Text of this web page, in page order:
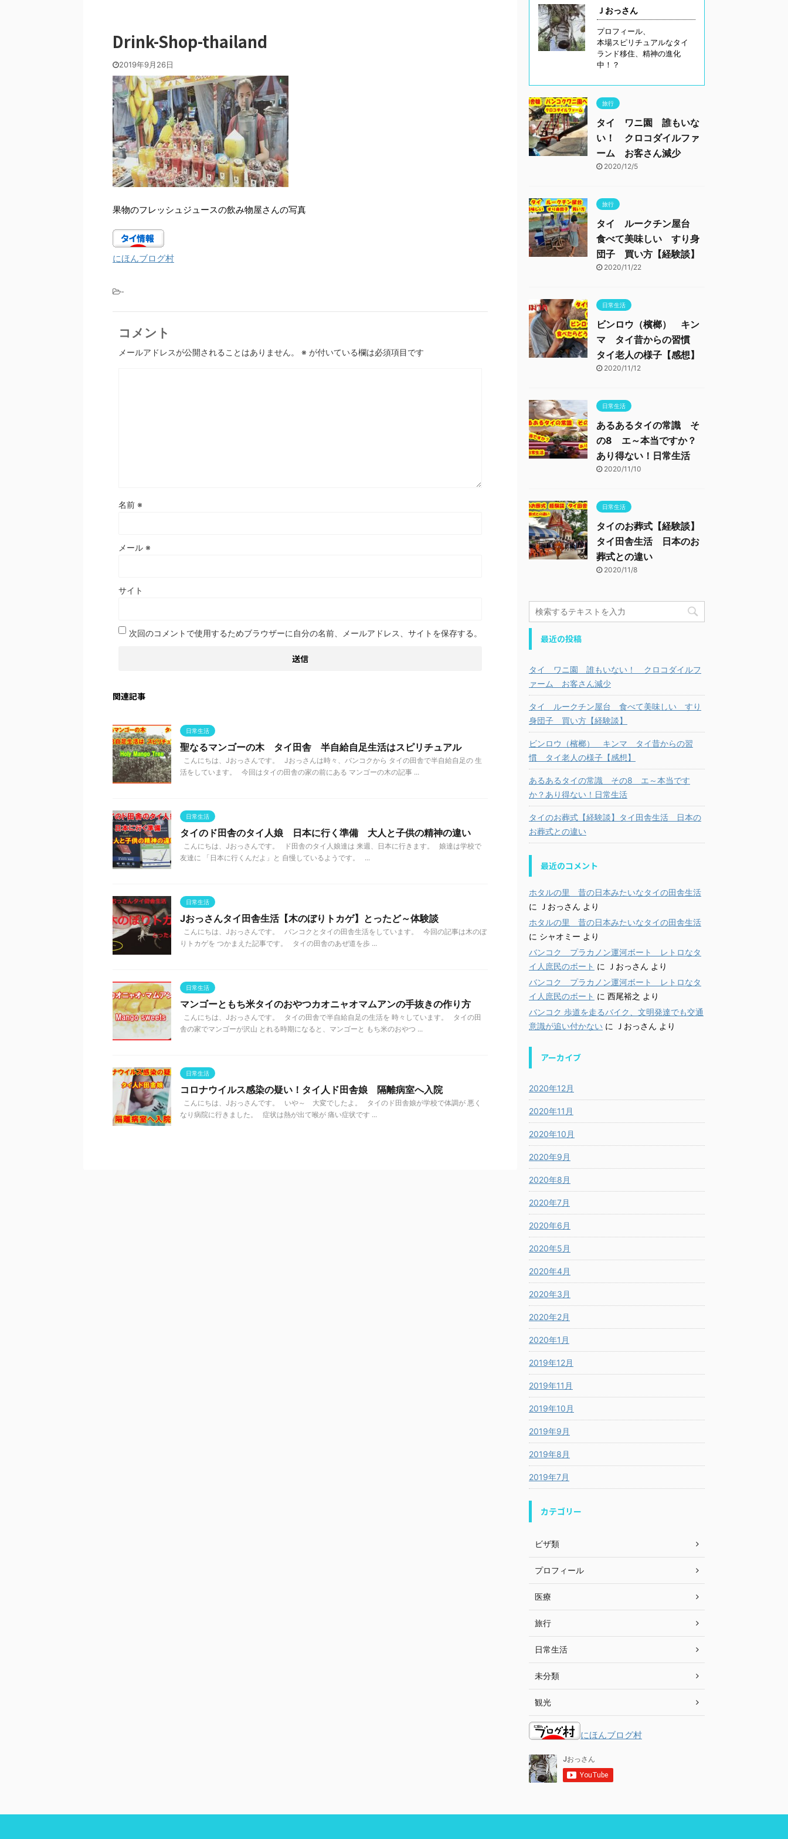
Drink-Shop-thailand
2019年9月26日
果物のフレッシュジュースの飲み物屋さんの写真
にほんブログ村
-
コメント
メールアドレスが公開されることはありません。 ※ が付いている欄は必須項目です
名前 ※
メール ※
サイト
次回のコメントで使用するためブラウザーに自分の名前、メールアドレス、サイトを保存する。
関連記事
日常生活
聖なるマンゴーの木 タイ田舎 半自給自足生活はスピリチュアル
こんにちは、Jおっさんです。 Jおっさんは時々、バンコクから タイの田舎で半自給自足の 生
活をしています。 今回はタイの田舎の家の前にある マンゴーの木の記事 ...
日常生活
タイのド田舎のタイ人娘 日本に行く準備 大人と子供の精神の違い
こんにちは、Jおっさんです。 ド田舎のタイ人娘達は 来週、日本に行きます。 娘達は学校で
友達に 「日本に行くんだよ」と 自慢しているようです。 ...
日常生活
Jおっさんタイ田舎生活【木のぼりトカゲ】とったど～体験談
こんにちは、Jおっさんです。 バンコクとタイの田舎生活をしています。 今回の記事は木のぼ
りトカゲを つかまえた記事です。 タイの田舎のあぜ道を歩 ...
日常生活
マンゴーともち米タイのおやつカオニャオマムアンの手抜きの作り方
こんにちは、Jおっさんです。 タイの田舎で半自給自足の生活を 時々しています。 タイの田
舎の家でマンゴーが沢山 とれる時期になると、マンゴーと もち米のおやつ ...
日常生活
コロナウイルス感染の疑い！タイ人ド田舎娘 隔離病室へ入院
こんにちは、Jおっさんです。 いや～ 大変でしたよ。 タイのド田舎娘が学校で体調が 悪く
なり病院に行きました。 症状は熱が出て喉が 痛い症状です ...
Ｊおっさん
プロフィール、
本場スピリチュアルなタイ
ランド移住、精神の進化
中！？
旅行
タイ ワニ園 誰もいな
い！ クロコダイルファ
ーム お客さん減少
2020/12/5
旅行
タイ ルークチン屋台
食べて美味しい すり身
団子 買い方【経験談】
2020/11/22
日常生活
ビンロウ（檳榔） キン
マ タイ昔からの習慣
タイ老人の様子【感想】
2020/11/12
日常生活
あるあるタイの常識 そ
の8 エ～本当ですか？
あり得ない！日常生活
2020/11/10
日常生活
タイのお葬式【経験談】
タイ田舎生活 日本のお
葬式との違い
2020/11/8
最近の投稿
タイ ワニ園 誰もいない！ クロコダイルフ
ァーム お客さん減少
タイ ルークチン屋台 食べて美味しい すり
身団子 買い方【経験談】
ビンロウ（檳榔） キンマ タイ昔からの習
慣 タイ老人の様子【感想】
あるあるタイの常識 その8 エ～本当です
か？あり得ない！日常生活
タイのお葬式【経験談】タイ田舎生活 日本の
お葬式との違い
最近のコメント
ホタルの里 昔の日本みたいなタイの田舎生活
に
Ｊおっさん より
ホタルの里 昔の日本みたいなタイの田舎生活
に シャオミー より
バンコク プラカノン運河ボート レトロなタ
イ人庶民のボート に Ｊおっさん より
バンコク プラカノン運河ボート レトロなタ
イ人庶民のボート に 西尾裕之 より
バンコク 歩道を走るバイク、文明発達でも交通
意識が追い付かない に Ｊおっさん より
アーカイブ
2020年12月
2020年11月
2020年10月
2020年9月
2020年8月
2020年7月
2020年6月
2020年5月
2020年4月
2020年3月
2020年2月
2020年1月
2019年12月
2019年11月
2019年10月
2019年9月
2019年8月
2019年7月
カテゴリー
ビザ類
プロフィール
医療
旅行
日常生活
未分類
観光
にほんブログ村